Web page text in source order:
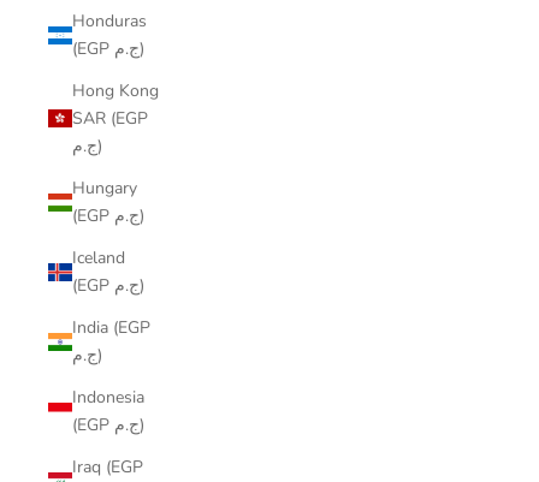
Honduras
(EGP ج.م)
Hong Kong
SAR (EGP
ج.م)
Hungary
(EGP ج.م)
Iceland
(EGP ج.م)
India (EGP
ج.م)
Indonesia
(EGP ج.م)
Iraq (EGP